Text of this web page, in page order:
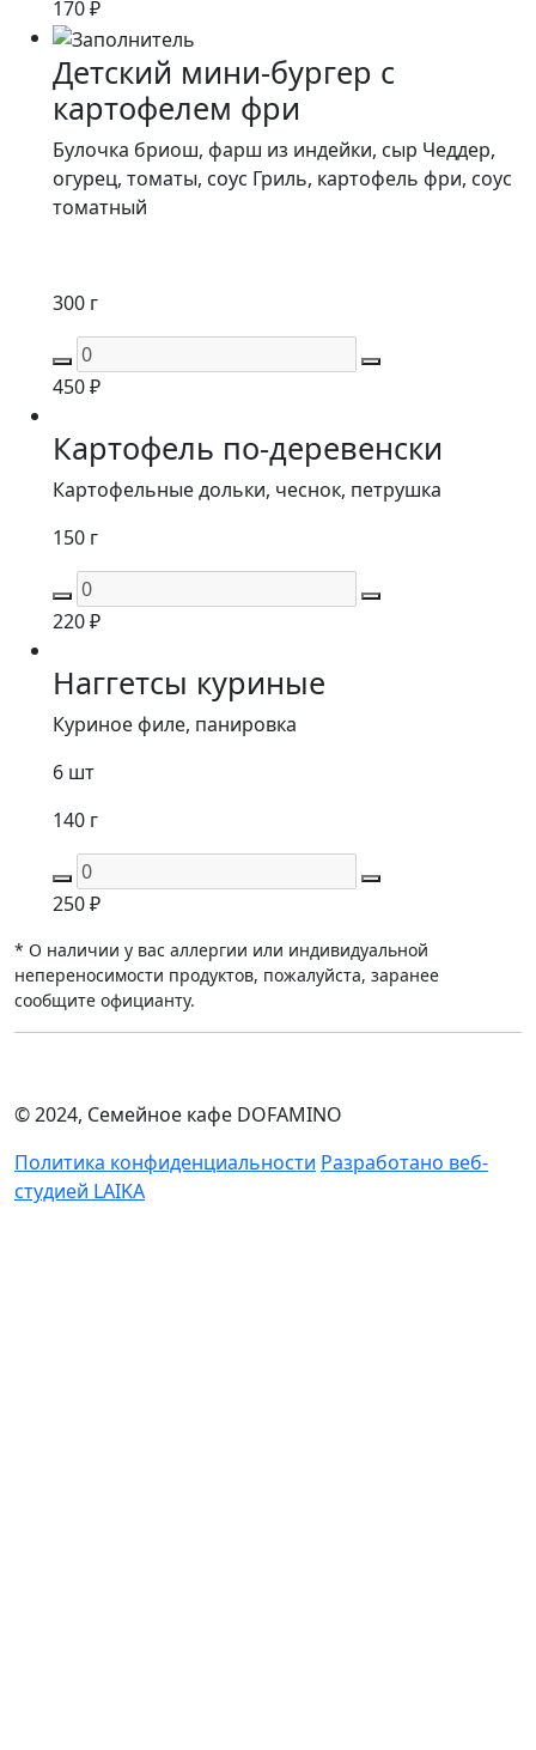
170₽
Детский мини-бургер с
картофелем фри
Булочка бриош, фарш из индейки, сыр Чеддер,
огурец, томаты, соус Гриль, картофель фри, соус
томатный
300 г
450₽
Картофель по-деревенски
Картофельные дольки, чеснок, петрушка
150 г
220₽
Наггетсы куриные
Куриное филе, панировка
6 шт
140 г
250₽
* О наличии у вас аллергии или индивидуальной
непереносимости продуктов, пожалуйста, заранее
сообщите официанту.
© 2024, Семейное кафе DOFAMINO
Политика конфиденциальности Разработано веб-
студией LAIKA